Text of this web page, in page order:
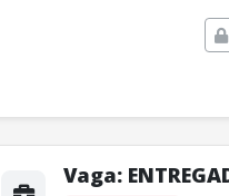
Vaga: